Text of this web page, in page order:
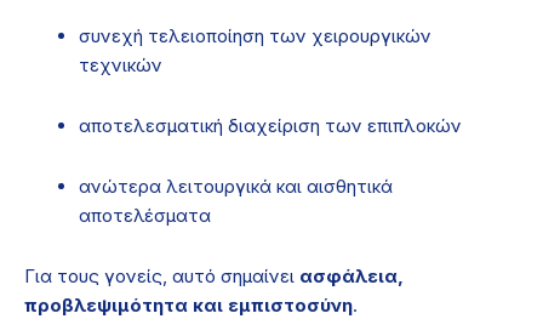
συνεχή τελειοποίηση των χειρουργικών
τεχνικών
αποτελεσματική διαχείριση των επιπλοκών
ανώτερα λειτουργικά και αισθητικά
αποτελέσματα
Για τους γονείς, αυτό σημαίνει ασφάλεια,
προβλεψιμότητα και εμπιστοσύνη.